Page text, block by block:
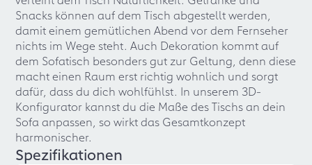
Snacks können auf dem Tisch abgestellt werden,
damit einem gemütlichen Abend vor dem Fernseher
nichts im Wege steht. Auch Dekoration kommt auf
dem Sofatisch besonders gut zur Geltung, denn diese
macht einen Raum erst richtig wohnlich und sorgt
dafür, dass du dich wohlfühlst. In unserem 3D-
Konfigurator kannst du die Maße des Tischs an dein
Sofa anpassen, so wirkt das Gesamtkonzept
harmonischer.
Spezifikationen